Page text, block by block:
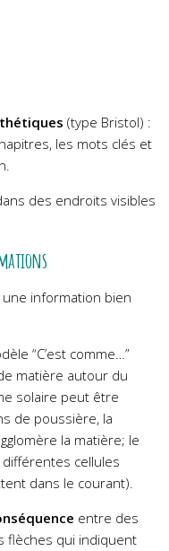
(type Bristol) :
les mots clés et
des endroits visibles
information bien
“C’est comme…”
matière autour du
solaire peut être
de poussière, la
la matière; le
cellules
dans le courant).
entre des
flèches qui indiquent